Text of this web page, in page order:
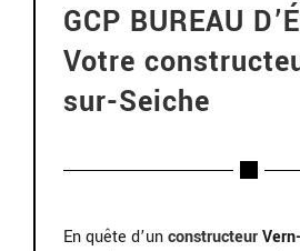
GCP BUREAU
Votre
sur-Seiche
En quête d’unconstructeur